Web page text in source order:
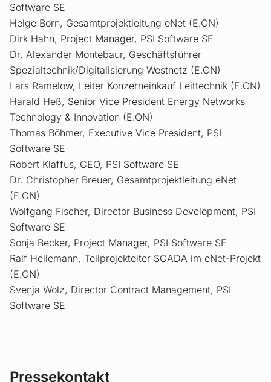
Software SE
Helge Born, Gesamtprojektleitung eNet (E.ON)
Dirk Hahn, Project Manager, PSI Software SE
Dr. Alexander Montebaur, Geschäftsführer
Spezialtechnik/Digitalisierung Westnetz (E.ON)
Lars Ramelow, Leiter Konzerneinkauf Leittechnik (E.ON)
Harald Heß, Senior Vice President Energy Networks
Technology & Innovation (E.ON)
Thomas Böhmer, Executive Vice President, PSI
Software SE
Robert Klaffus, CEO, PSI Software SE
Dr. Christopher Breuer, Gesamtprojektleitung eNet
(E.ON)
Wolfgang Fischer, Director Business Development, PSI
Software SE
Sonja Becker, Project Manager, PSI Software SE
Ralf Heilemann, Teilprojekteiter SCADA im eNet-Projekt
(E.ON)
Svenja Wolz, Director Contract Management, PSI
Software SE
Pressekontakt